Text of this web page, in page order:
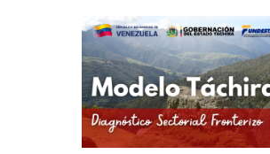
promover iniciativas de desarrollo
estado Táchira, bajo el liderazgo del
Freddy Bernal y la articulación del
Autónomo para el Desarrollo de…
Read More